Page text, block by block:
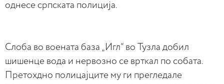
однесе српската полиција.
Слоба во воената база „Игл“ во Тузла добил
шишенце вода и нервозно се врткал по собата.
Претохдно полицајците му ги прегледале